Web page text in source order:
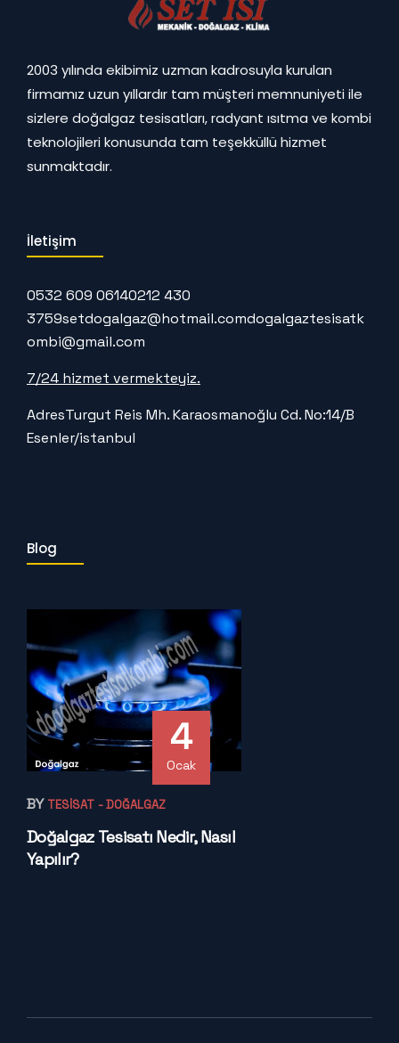
2003 yılında ekibimiz uzman kadrosuyla kurulan
firmamız uzun yıllardır tam müşteri memnuniyeti ile
sizlere doğalgaz tesisatları, radyant ısıtma ve kombi
teknolojileri konusunda tam teşekküllü hizmet
sunmaktadır.
İletişim
0532 609 06140212 430
3759setdogalgaz@hotmail.comdogalgaztesisatk
ombi@gmail.com
7/24 hizmet vermekteyiz.
AdresTurgut Reis Mh. Karaosmanoğlu Cd. No:14/B
Esenler/istanbul
Blog
4
Ocak
BY TESISAT - DOĞALGAZ
Doğalgaz Tesisatı Nedir, Nasıl
Yapılır?